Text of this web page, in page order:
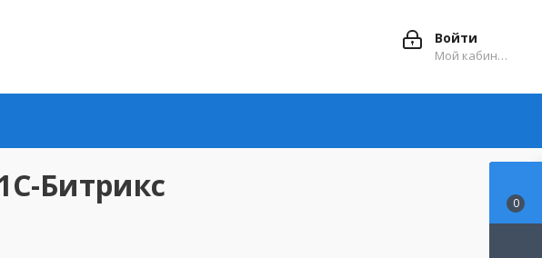
Войти
Мой кабинет
Битрикс 0